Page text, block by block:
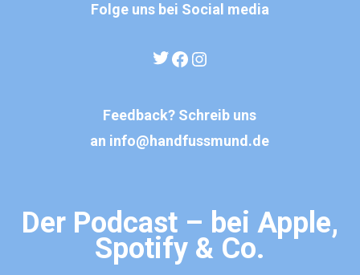
Folge uns bei Social media
Twitter
Facebook
Feedback? Schreib uns
an info@handfussmund.de
Der Podcast – bei Apple,
Spotify & Co.